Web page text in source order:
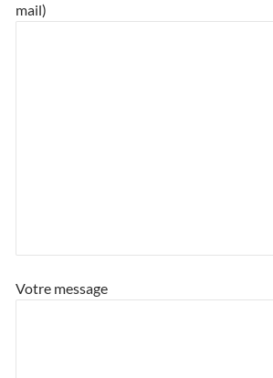
mail)
Votre message